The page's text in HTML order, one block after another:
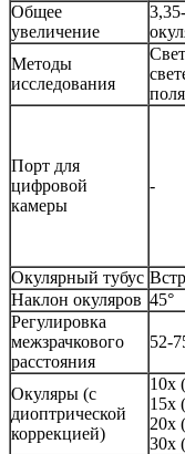
Общее
увеличение
Методы
исследования
Порт для
цифровой
камеры
-
Окулярный тубус
Наклон окуляров 45°
Регулировка
межзрачкового
расстояния
52-
Окуляры (с
диоптрической
коррекцией)
10x
15x
20x
30x